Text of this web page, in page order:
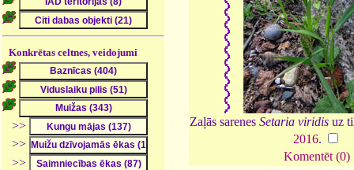
Konkrētas celtnes, veidojumi
>>
>>
>>
Zaļās sarenesSetaria viridis uz
2016.
Komentēt (0)